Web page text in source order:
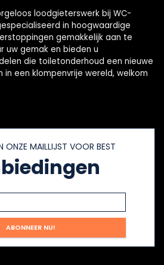
loodgieterswerk bij WC-
in hoogwaardige
gemakkelijk aan te
uw gemak en bieden u
die toiletonderhoud een nieuwe
in een klompenvrije wereld, welkom
ONZE MAILLIJST VOOR BEST